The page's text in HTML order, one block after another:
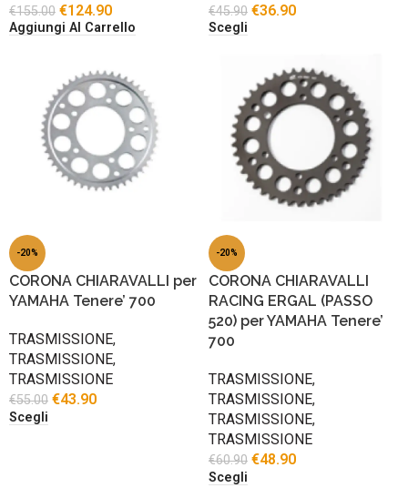
€155.00 €124.90
Aggiungi Al Carrello
€45.90 €36.90
Scegli
-20%
CORONA CHIARAVALLI per
YAMAHA Tenere’ 700
TRASMISSIONE,
TRASMISSIONE,
TRASMISSIONE
€55.00 €43.90
Scegli
-20%
CORONA CHIARAVALLI
RACING ERGAL (PASSO
520) per YAMAHA Tenere’
700
TRASMISSIONE,
TRASMISSIONE,
TRASMISSIONE,
TRASMISSIONE
€60.90 €48.90
Scegli